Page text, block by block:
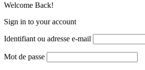
Welcome Back!
Sign in to your account
Identifiant ou adresse e-mail
Mot de passe